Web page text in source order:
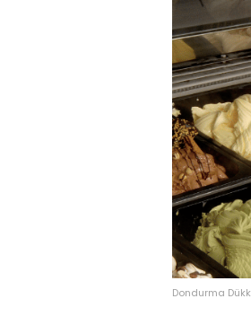
Dondurma